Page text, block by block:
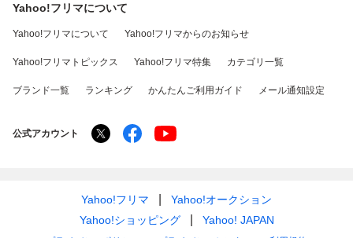
Yahoo!フリマについて
Yahoo!フリマについて Yahoo!フリマからのお知らせ
Yahoo!フリマトピックス Yahoo!フリマ特集 カテゴリ一覧
ブランド一覧 ランキング かんたんご利用ガイド メール通知設定
公式アカウント
Yahoo!フリマ
Yahoo!オークション
Yahoo!ショッピング
Yahoo! JAPAN